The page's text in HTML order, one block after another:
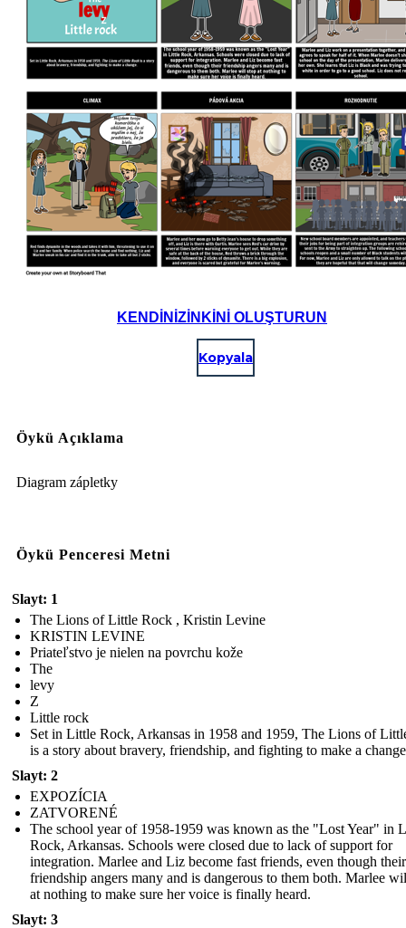
KENDINIZINKINI OLUŞTURUN
Kopyala
Öykü Açıklama
Diagram zápletky
Öykü Penceresi Metni
Slayt: 1
The Lions of Little Rock , Kristin Levine
KRISTIN LEVINE
Priateľstvo je nielen na povrchu kože
The
levy
Z
Little rock
Set in Little Rock, Arkansas in 1958 and 1959, The Lions of
is a story about bravery, friendship, and fighting to make a
Slayt: 2
EXPOZÍCIA
ZATVORENÉ
The school year of 1958-1959 was known as the "Lost Year" in
Rock, Arkansas. Schools were closed due to lack of support for
integration. Marlee and Liz become fast friends, even though their
friendship angers many and is dangerous to them both. Marlee
at nothing to make sure her voice is finally heard.
Slayt: 3